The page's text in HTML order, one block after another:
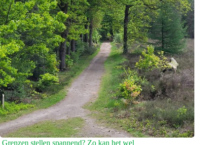
Grenzen stellen spannend? Zo kan het wel